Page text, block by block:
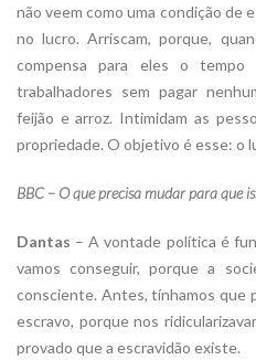
não veem como uma condição de
no lucro. Arriscam, porque,
compensa para eles o tempo
trabalhadores sem pagar
feijão e arroz. Intimidam as
propriedade. O objetivo é esse: o
BBC – O que precisa mudar para que
Dantas – A vontade política é
vamos conseguir, porque a
consciente. Antes, tínhamos que
escravo, porque nos
provado que a escravidão existe.